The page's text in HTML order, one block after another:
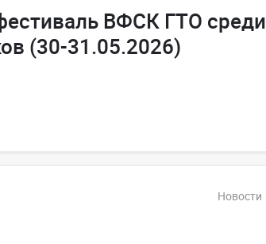
ВФСК ГТО среди
(30-31.05.2026)
Новости